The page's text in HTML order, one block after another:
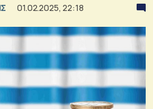
01.02.2025, 22:18